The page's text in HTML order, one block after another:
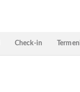
Check-in